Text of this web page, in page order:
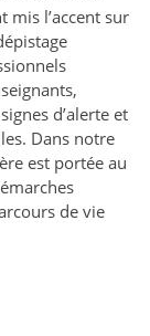
mis l’accent sur
d’alerte et
Dans notre
est portée au
de vie